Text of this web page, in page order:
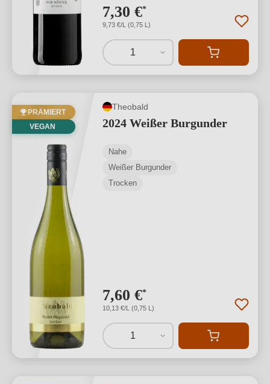
7,30 €*
9,73 €/L (0,75 L)
1
PRÄMIERT
VEGAN
Theobald
2024 Weißer Burgunder
Nahe
Weißer Burgunder
Trocken
7,60 €*
10,13 €/L (0,75 L)
1